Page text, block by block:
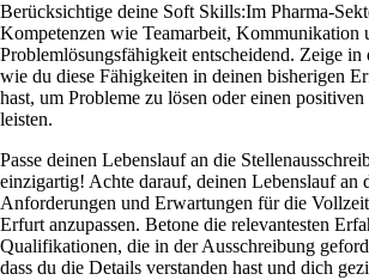
Berücksichtige deine Soft Skills:Im Pharma-
Kompetenzen wie Teamarbeit, Kommunikation
Problemlösungsfähigkeit entscheidend. Zeige in
wie du diese Fähigkeiten in deinen bisherigen
hast, um Probleme zu lösen oder einen
leisten.
Passe deinen Lebenslauf an die
einzigartig! Achte darauf, deinen Lebenslauf an
Anforderungen und Erwartungen für die
Erfurt anzupassen. Betone die relevantesten
Qualifikationen, die in der Ausschreibung
dass du die Details verstanden hast und dich